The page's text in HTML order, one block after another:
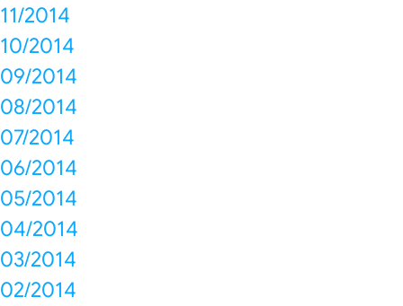
11/2014
10/2014
09/2014
08/2014
07/2014
06/2014
05/2014
04/2014
03/2014
02/2014